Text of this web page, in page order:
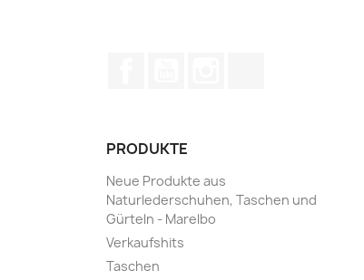
PRODUKTE
Neue Produkte aus
Naturlederschuhen, Taschen und
Gürteln - Marelbo
Verkaufshits
Taschen